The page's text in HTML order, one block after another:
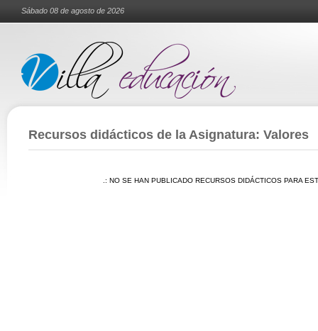
Sábado 08 de agosto de 2026
Recursos didácticos de la Asignatura: Valores
.: NO SE HAN PUBLICADO RECURSOS DIDÁCTICOS PARA